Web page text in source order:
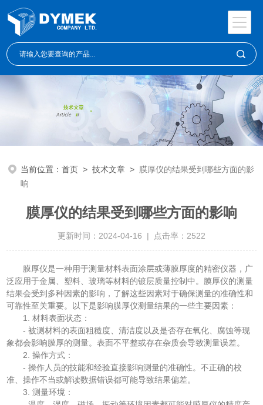
当前位置：首页 >技术文章 > 膜厚仪的结果受到哪些方面的影
响
膜厚仪的结果受到哪些方面的影响
更新时间：2024-04-16 | 点击率：2522
膜厚仪是一种用于测量材料表面涂层或薄膜厚度的精密仪器，广
泛应用于金属、塑料、玻璃等材料的镀层质量控制中。膜厚仪的测量
结果会受到多种因素的影响，了解这些因素对于确保测量的准确性和
可靠性至关重要。以下是影响膜厚仪测量结果的一些主要因素：
1. 材料表面状态：
- 被测材料的表面粗糙度、清洁度以及是否存在氧化、腐蚀等现
象都会影响膜厚的测量。表面不平整或存在杂质会导致测量误差。
2. 操作方式：
- 操作人员的技能和经验直接影响测量的准确性。不正确的校
准、操作不当或解读数据错误都可能导致结果偏差。
3. 测量环境：